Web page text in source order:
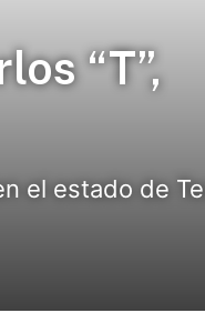
“T”,
el estado de